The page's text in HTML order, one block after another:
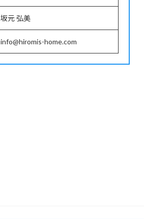
坂元 弘美
info@hiromis-home.com